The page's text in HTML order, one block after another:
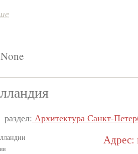
None
раздел: Архитектура Санкт-
Адрес: